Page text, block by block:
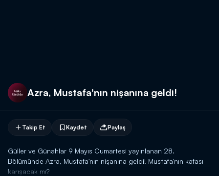
Azra, Mustafa'nın nişanına geldi!
Takip Et Kaydet Paylaş
Güller ve Günahlar 9 Mayıs Cumartesi yayınlanan 28.
Bölümünde Azra, Mustafa'nın nişanına geldi! Mustafa'nın kafası
karışacak mı?